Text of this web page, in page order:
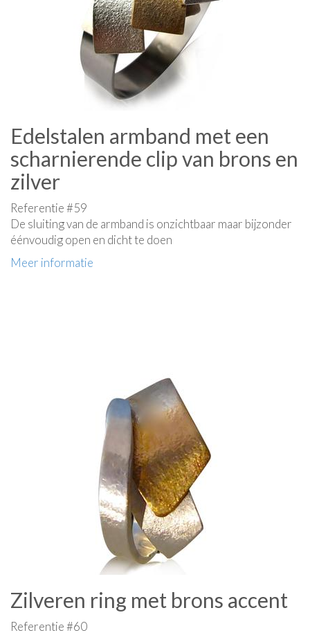
Edelstalen armband met een
scharnierende clip van brons en
zilver
Referentie #59
De sluiting van de armband is onzichtbaar maar bijzonder
éénvoudig open en dicht te doen
Meer informatie
Zilveren ring met brons accent
Referentie #60